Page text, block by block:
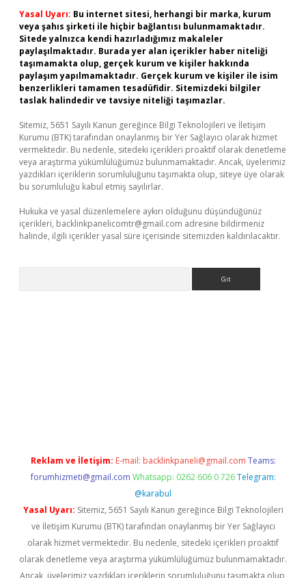
Yasal Uyarı: Bu internet sitesi, herhangi bir marka, kurum
veya şahıs şirketi ile hiçbir bağlantısı bulunmamaktadır.
Sitede yalnızca kendi hazırladığımız makaleler
paylaşılmaktadır. Burada yer alan içerikler haber niteliği
taşımamakta olup, gerçek kurum ve kişiler hakkında
paylaşım yapılmamaktadır. Gerçek kurum ve kişiler ile isim
benzerlikleri tamamen tesadüfidir. Sitemizdeki bilgiler
taslak halindedir ve tavsiye niteliği taşımazlar.
Sitemiz, 5651 Sayılı Kanun gereğince Bilgi Teknolojileri ve İletişim
Kurumu (BTK) tarafından onaylanmış bir Yer Sağlayıcı olarak hizmet
vermektedir. Bu nedenle, sitedeki içerikleri proaktif olarak denetleme
veya araştırma yükümlülüğümüz bulunmamaktadır. Ancak, üyelerimiz
yazdıkları içeriklerin sorumluluğunu taşımakta olup, siteye üye olarak
bu sorumluluğu kabul etmiş sayılırlar.
Hukuka ve yasal düzenlemelere aykırı olduğunu düşündüğünüz
içerikleri, backlinkpanelicomtr@gmail.com adresine bildirmeniz
halinde, ilgili içerikler yasal süre içerisinde sitemizden kaldırılacaktır.
Reklam ve İletişim: E-mail: backlinkpaneli@gmail.com Teams:
forumhizmeti@gmail.com Whatsapp: 0262 606 0 726 Telegram:
@karabul
Yasal Uyarı: Sitemiz, 5651 Sayılı Kanun gereğince Bilgi Teknolojileri
ve İletişim Kurumu (BTK) tarafından onaylanmış bir Yer Sağlayıcı
olarak hizmet vermektedir. Bu nedenle, sitedeki içerikleri proaktif
olarak denetleme veya araştırma yükümlülüğümüz bulunmamaktadır.
Ancak, üyelerimiz yazdıkları içeriklerin sorumluluğunu taşımakta olup,